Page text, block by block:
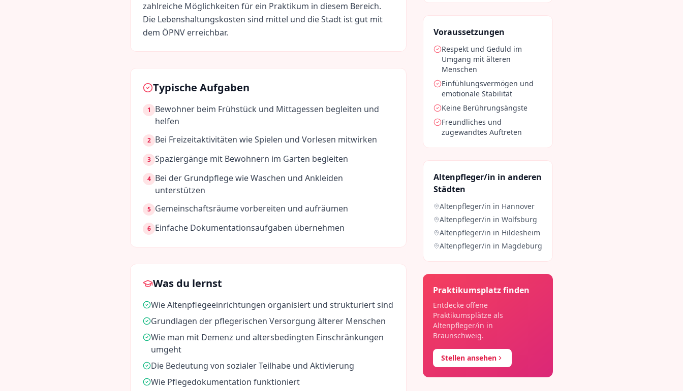
zahlreiche Möglichkeiten für ein Praktikum in diesem Bereich.
Die Lebenshaltungskosten sind mittel und die Stadt ist gut mit
dem ÖPNV erreichbar.
Typische Aufgaben
1
Bewohner beim Frühstück und Mittagessen begleiten und
helfen
2 Bei Freizeitaktivitäten wie Spielen und Vorlesen mitwirken
3 Spaziergänge mit Bewohnern im Garten begleiten
4 Bei der Grundpflege wie Waschen und Ankleiden
unterstützen
5 Gemeinschaftsräume vorbereiten und aufräumen
6 Einfache Dokumentationsaufgaben übernehmen
Was du lernst
Wie Altenpflegeeinrichtungen organisiert und strukturiert sind
Grundlagen der pflegerischen Versorgung älterer Menschen
Wie man mit Demenz und altersbedingten Einschränkungen
umgeht
Die Bedeutung von sozialer Teilhabe und Aktivierung
Wie Pflegedokumentation funktioniert
Voraussetzungen
Respekt und Geduld im
Umgang mit älteren
Menschen
Einfühlungsvermögen und
emotionale Stabilität
Keine Berührungsängste
Freundliches und
zugewandtes Auftreten
Altenpfleger/in in anderen
Städten
Altenpfleger/in in Hannover
Altenpfleger/in in Wolfsburg
Altenpfleger/in in Hildesheim
Altenpfleger/in in Magdeburg
Praktikumsplatz finden
Entdecke offene
Praktikumsplätze als
Altenpfleger/in in
Braunschweig.
Stellen ansehen